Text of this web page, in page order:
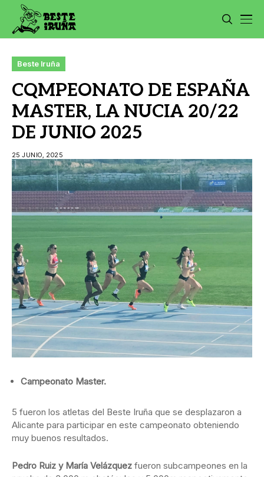
Beste Iruña
CQMPEONATO DE ESPAÑA
MASTER, LA NUCIA 20/22
DE JUNIO 2025
25 JUNIO, 2025
Campeonato Master.
5 fueron los atletas del Beste Iruña que se desplazaron a
Alicante para participar en este campeonato obteniendo
muy buenos resultados.
Pedro Ruiz y María Velázquez fueron subcampeones en la